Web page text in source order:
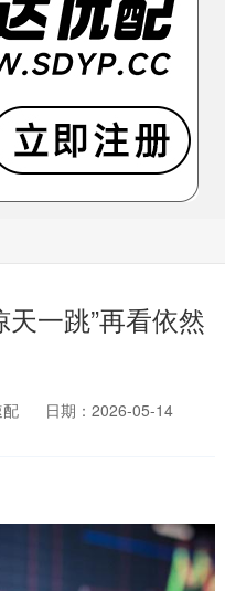
一跳”再看依然
日期：2026-05-14